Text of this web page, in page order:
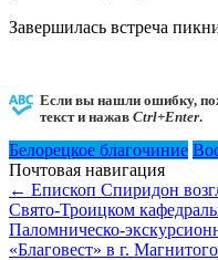
Завершилась встреча
Если вы нашли ошибку,
текст и нажав Ctrl+Enter.
Белорецкое благочиние
Почтовая навигация
← Епископ Спиридон
Свято-Троицком
Паломническо-
«Благовест» в г.